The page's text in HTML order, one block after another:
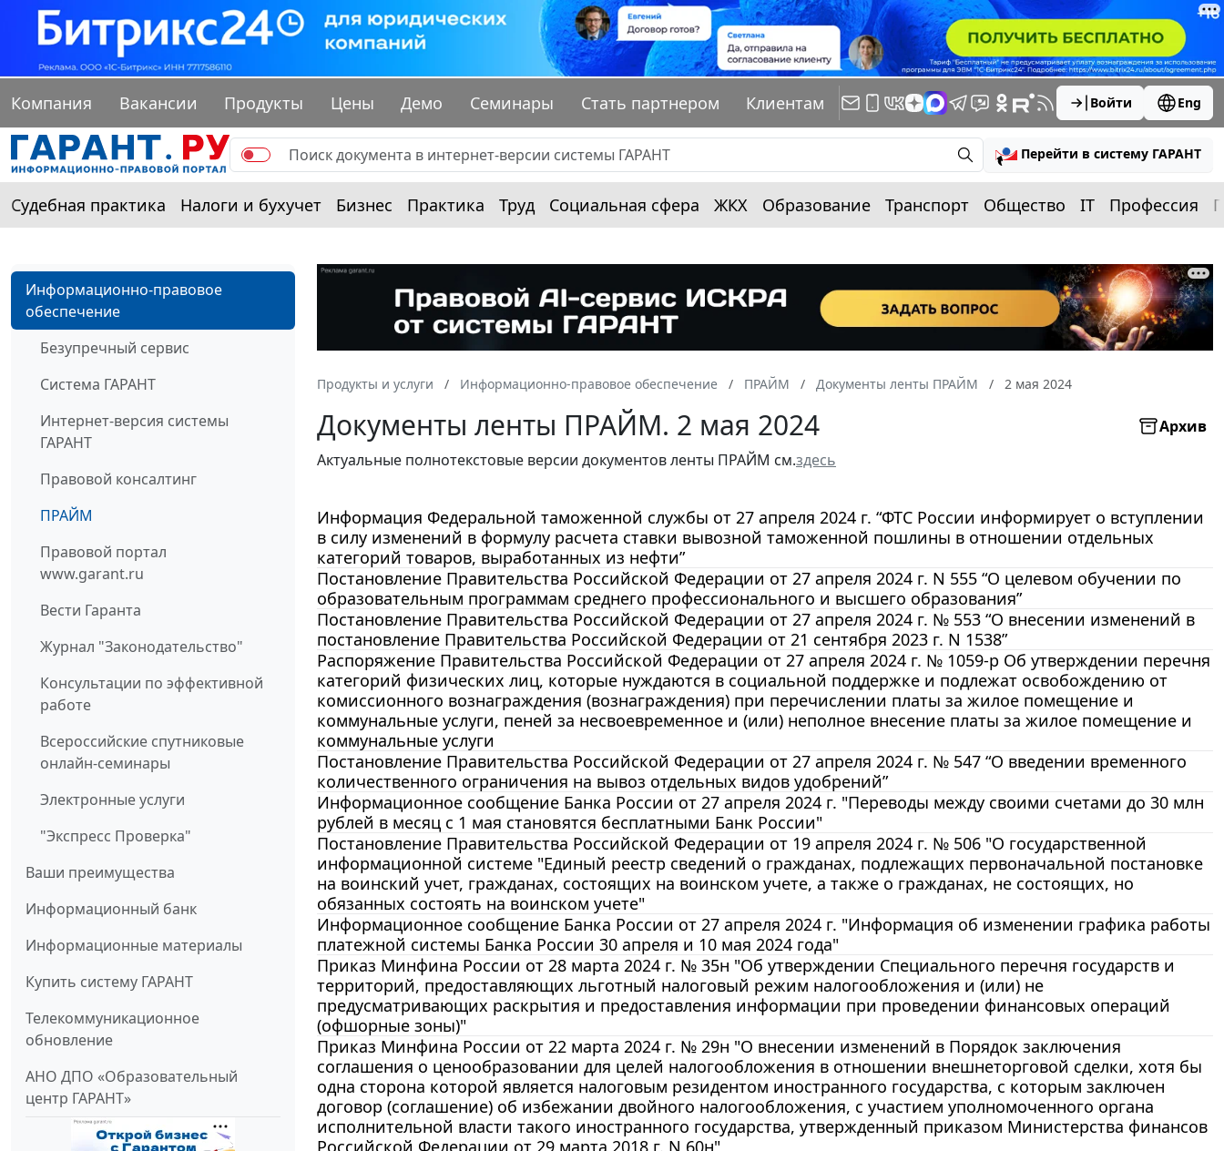
Компания Вакансии Продукты Цены Демо Семинары Стать партнером Клиентам Войти Eng
Перейти в систему ГАРАНТ
Судебная практика Налоги и бухучет Бизнес Практика Труд Социальная сфера ЖКХ Образование Транспорт Общество IT Профессия
Информационно-правовое
обеспечение
Безупречный сервис
Система ГАРАНТ
Интернет-версия системы
ГАРАНТ
Правовой консалтинг
ПРАЙМ
Правовой портал
www.garant.ru
Вести Гаранта
Журнал "Законодательство"
Консультации по эффективной
работе
Всероссийские спутниковые
онлайн-семинары
Электронные услуги
"Экспресс Проверка"
Ваши преимущества
Информационный банк
Информационные материалы
Купить систему ГАРАНТ
Телекоммуникационное
обновление
АНО ДПО «Образовательный
центр ГАРАНТ»
Продукты и услуги Информационно-правовое обеспечение ПРАЙМ Документы ленты ПРАЙМ 2 мая 2024
Документы ленты ПРАЙМ. 2 мая 2024
Архив
Актуальные полнотекстовые версии документов ленты ПРАЙМ см.здесь
Информация Федеральной таможенной службы от 27 апреля 2024 г. “ФТС России информирует о вступлении
в силу изменений в формулу расчета ставки вывозной таможенной пошлины в отношении отдельных
категорий товаров, выработанных из нефти”
Постановление Правительства Российской Федерации от 27 апреля 2024 г. N 555 “О целевом обучении по
образовательным программам среднего профессионального и высшего образования”
Постановление Правительства Российской Федерации от 27 апреля 2024 г. № 553 “О внесении изменений в
постановление Правительства Российской Федерации от 21 сентября 2023 г. N 1538”
Распоряжение Правительства Российской Федерации от 27 апреля 2024 г. № 1059-р Об утверждении перечня
категорий физических лиц, которые нуждаются в социальной поддержке и подлежат освобождению от
комиссионного вознаграждения (вознаграждения) при перечислении платы за жилое помещение и
коммунальные услуги, пеней за несвоевременное и (или) неполное внесение платы за жилое помещение и
коммунальные услуги
Постановление Правительства Российской Федерации от 27 апреля 2024 г. № 547 “О введении временного
количественного ограничения на вывоз отдельных видов удобрений”
Информационное сообщение Банка России от 27 апреля 2024 г. "Переводы между своими счетами до 30 млн
рублей в месяц с 1 мая становятся бесплатными Банк России"
Постановление Правительства Российской Федерации от 19 апреля 2024 г. № 506 "О государственной
информационной системе "Единый реестр сведений о гражданах, подлежащих первоначальной постановке
на воинский учет, гражданах, состоящих на воинском учете, а также о гражданах, не состоящих, но
обязанных состоять на воинском учете"
Информационное сообщение Банка России от 27 апреля 2024 г. "Информация об изменении графика работы
платежной системы Банка России 30 апреля и 10 мая 2024 года"
Приказ Минфина России от 28 марта 2024 г. № 35н "Об утверждении Специального перечня государств и
территорий, предоставляющих льготный налоговый режим налогообложения и (или) не
предусматривающих раскрытия и предоставления информации при проведении финансовых операций
(офшорные зоны)"
Приказ Минфина России от 22 марта 2024 г. № 29н "О внесении изменений в Порядок заключения
соглашения о ценообразовании для целей налогообложения в отношении внешнеторговой сделки, хотя бы
одна сторона которой является налоговым резидентом иностранного государства, с которым заключен
договор (соглашение) об избежании двойного налогообложения, с участием уполномоченного органа
исполнительной власти такого иностранного государства, утвержденный приказом Министерства финансов
Российской Федерации от 29 марта 2018 г. N 60н"